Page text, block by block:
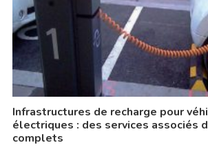
Infrastructures de recharge pour
électriques : des services associés
complets